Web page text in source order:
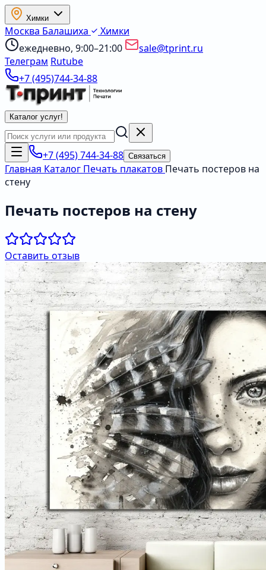
Химки
Москва Балашиха
Химки
ежедневно, 9:00–21:00
sale@tprint.ru
Телеграм Rutube
+7 (495)744-34-88
Каталог услуг!
+7 (495) 744-34-88 Связаться
Главная Каталог Печать плакатов Печать постеров на
стену
Печать постеров на стену
Оставить отзыв